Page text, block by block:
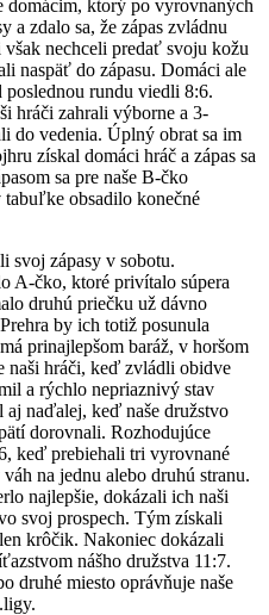
domácim, ktorý po vyrovnaných
a zdalo sa, že zápas zvládnu
nechceli predať svoju kožu
naspäť do zápasu. Domáci ale
poslednou rundu viedli 8:6.
hráči zahrali výborne a 3-
do vedenia. Úplný obrat sa im
získal domáci hráč a zápas sa
sa pre naše B-čko
obsadilo konečné
svoj zápasy v sobotu.
A-čko, ktoré privítalo súpera
druhú priečku už dávno
by ich totiž posunula
prinajlepšom baráž, v horšom
naši hráči, keď zvládli obidve
a rýchlo nepriaznivý stav
naďalej, keď naše družstvo
dorovnali. Rozhodujúce
keď prebiehali tri vyrovnané
na jednu alebo druhú stranu.
najlepšie, dokázali ich naši
svoj prospech. Tým získali
krôčik. Nakoniec dokázali
nášho družstva 11:7.
druhé miesto oprávňuje naše